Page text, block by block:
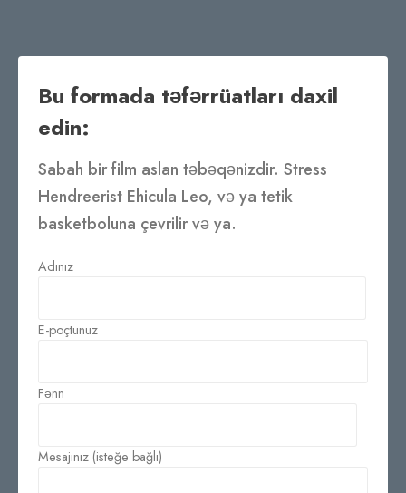
Bu formada təfərrüatları daxil
edin:
Sabah bir film aslan təbəqənizdir. Stress
Hendreerist Ehicula Leo, və ya tetik
basketboluna çevrilir və ya.
Adınız
E-poçtunuz
Fənn
Mesajınız (isteğe bağlı)